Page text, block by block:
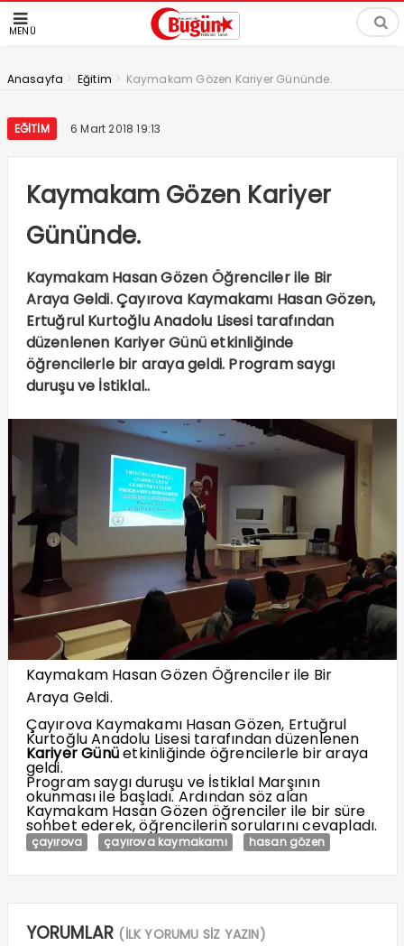
MENÜ
Anasayfa > Eğitim > Kaymakam Gözen Kariyer Gününde.
EĞITIM 6 Mart 2018 19:13
Kaymakam Gözen Kariyer
Gününde.
Kaymakam Hasan Gözen Öğrenciler ile Bir
Araya Geldi. Çayırova Kaymakamı Hasan Gözen,
Ertuğrul Kurtoğlu Anadolu Lisesi tarafından
düzenlenen Kariyer Günü etkinliğinde
öğrencilerle bir araya geldi. Program saygı
duruşu ve İstiklal..
Kaymakam Hasan Gözen Öğrenciler ile Bir
Araya Geldi.
Çayırova Kaymakamı Hasan Gözen, Ertuğrul
Kurtoğlu Anadolu Lisesi tarafından düzenlenen
Kariyer Günüetkinliğinde öğrencilerle bir araya
geldi.
Program saygı duruşu ve İstiklal Marşının
okunması ile başladı. Ardından söz alan
Kaymakam Hasan Gözen öğrenciler ile bir süre
sohbet ederek, öğrencilerin sorularını cevapladı.
çayırova çayırova kaymakamı hasan gözen
YORUMLAR (İLK YORUMU SİZ YAZIN)